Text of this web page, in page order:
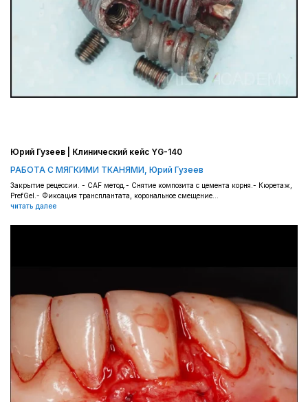
Юрий Гузеев | Клинический кейс YG-140
РАБОТА С МЯГКИМИ ТКАНЯМИ Юрий Гузеев
Закрытие рецессии. - CAF метод.- Снятие композита с цемента корня.- Кюретаж,
PrefGel.- Фиксация трансплантата, корональное смещение...
читать далее